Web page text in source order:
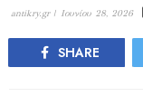
antikry.gr | Ιουνίου 28, 2026
SHARE